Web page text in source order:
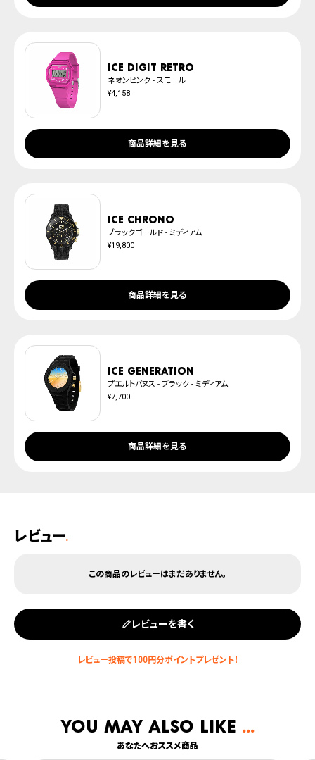
ICE digit retro
ネオンピンク - スモール
¥4,158
商品詳細を見る
ICE chrono
ブラックゴールド - ミディアム
¥19,800
商品詳細を見る
ICE generation
プエルトバヌス - ブラック - ミディアム
¥7,700
商品詳細を見る
レビュー.
レビューを書く
You may also like
あなたへおススメ商品